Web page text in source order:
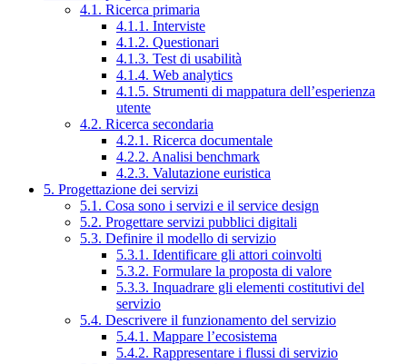
4.1. Ricerca primaria
4.1.1. Interviste
4.1.2. Questionari
4.1.3. Test di usabilità
4.1.4. Web analytics
4.1.5. Strumenti di mappatura dell’esperienza
utente
4.2. Ricerca secondaria
4.2.1. Ricerca documentale
4.2.2. Analisi benchmark
4.2.3. Valutazione euristica
5. Progettazione dei servizi
5.1. Cosa sono i servizi e il service design
5.2. Progettare servizi pubblici digitali
5.3. Definire il modello di servizio
5.3.1. Identificare gli attori coinvolti
5.3.2. Formulare la proposta di valore
5.3.3. Inquadrare gli elementi costitutivi del
servizio
5.4. Descrivere il funzionamento del servizio
5.4.1. Mappare l’ecosistema
5.4.2. Rappresentare i flussi di servizio